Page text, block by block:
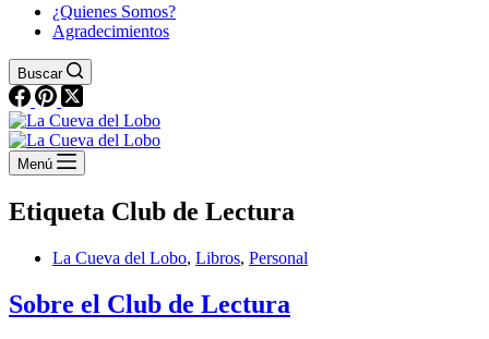
¿Quienes Somos?
Agradecimientos
Buscar
Menú
Etiqueta Club de Lectura
La Cueva del Lobo, Libros, Personal
Sobre el Club de Lectura